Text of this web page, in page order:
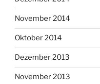
November 2014
Oktober 2014
Dezember 2013
November 2013